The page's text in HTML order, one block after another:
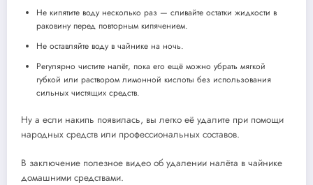
Не кипятите воду несколько раз — сливайте остатки жидкости в
раковину перед повторным кипячением.
Не оставляйте воду в чайнике на ночь.
Регулярно чистите налёт, пока его ещё можно убрать мягкой
губкой или раствором лимонной кислоты без использования
сильных чистящих средств.
Ну а если накипь появилась, вы легко её удалите при помощи
народных средств или профессиональных составов.
В заключение полезное видео об удалении налёта в чайнике
домашними средствами.